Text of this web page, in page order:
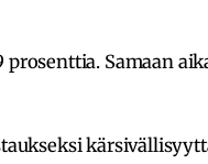
Samaan